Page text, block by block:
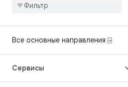
Все основные направления ⍈
Сервисы